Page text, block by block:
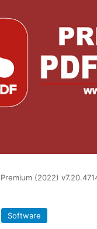
Premium (2022)
Software